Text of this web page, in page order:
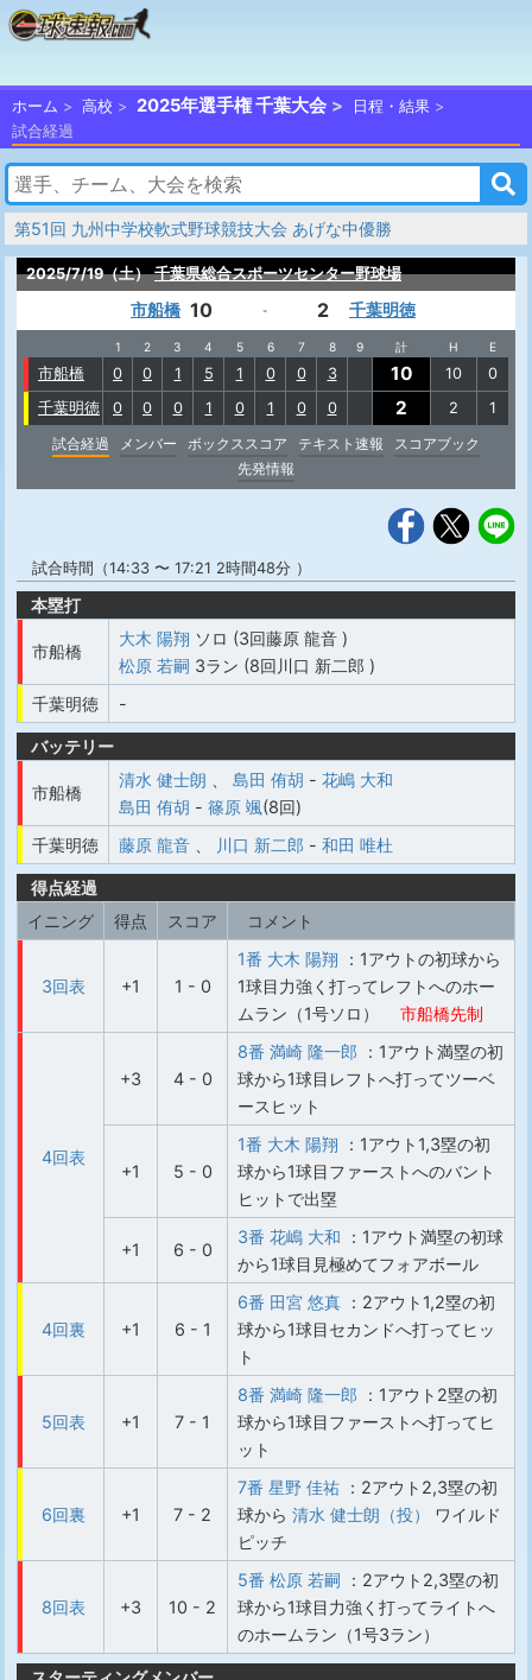
ホーム 高校 2025年選手権 千葉大会
日程・結果
試合経過
第51回 九州中学校軟式野球競技大会 あげな中優勝
2025/7/19（土） 千葉県総合スポーツセンター野球場
市船橋 10 - 2 千葉明徳
1 2 3 4 5 6 7 8 9 計 H E
市船橋 0 0 1 5 1 0 0 3 10 10
0
千葉明徳
0 0 0 1 0 1 0 0 2 2
1
試合経過
メンバー ボックススコア テキスト速報
スコアブック
先発情報
試合時間（14:33 〜 17:21 2時間48分 ）
本塁打
市船橋
大木 陽翔 ソロ (3回藤原 龍音 )
松原 若嗣 3ラン (8回川口 新二郎 )
千葉明徳
-
バッテリー
市船橋
清水 健士朗 島田 侑胡 - 花嶋 大和
島田 侑胡 - 篠原 颯(8回)
千葉明徳
藤原 龍音 川口 新二郎 - 和田 唯杜
得点経過
イニング
得点 スコア コメント
3回表 +1 1 - 0
1番 大木 陽翔 ：1アウトの初球から
1球目力強く打ってレフトへのホー
ムラン（1号ソロ）
市船橋先制
4回表
+3 4 - 0
8番 満崎 隆一郎 ：1アウト満塁の初
球から1球目レフトへ打ってツーベ
ースヒット
+1 5 - 0
1番 大木 陽翔 ：1アウト1,3塁の初
球から1球目ファーストへのバント
ヒットで出塁
+1 6 - 0
3番 花嶋 大和 ：1アウト満塁の初球
から1球目見極めてフォアボール
4回裏 +1 6 - 1
6番 田宮 悠真 ：2アウト1,2塁の初
球から1球目セカンドへ打ってヒッ
ト
5回表 +1 7 - 1
8番 満崎 隆一郎 ：1アウト2塁の初
球から1球目ファーストへ打ってヒ
ット
6回裏 +1 7 - 2
7番 星野 佳祐 ：2アウト2,3塁の初
球から 清水 健士朗（投）
ワイルド
ピッチ
8回表 +3 10 - 2
5番 松原 若嗣 ：2アウト2,3塁の初
球から1球目力強く打ってライトへ
のホームラン（1号3ラン）